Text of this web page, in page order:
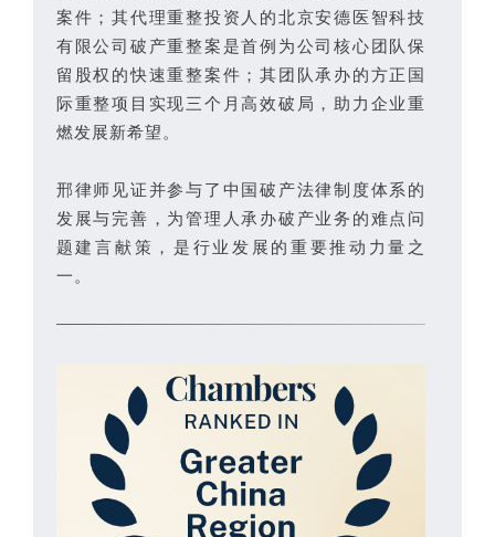
案件；其代理重整投资人的北京安德医智科技
有限公司破产重整案是首例为公司核心团队保
留股权的快速重整案件；其团队承办的方正国
际重整项目实现三个月高效破局，助力企业重
燃发展新希望。
邢律师见证并参与了中国破产法律制度体系的
发展与完善，为管理人承办破产业务的难点问
题建言献策，是行业发展的重要推动力量之
一。